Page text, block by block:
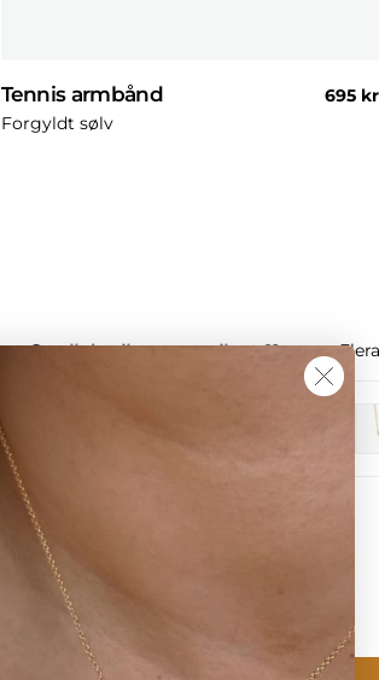
Tennis armbånd
695 kr
Forgyldt sølv
Small details, strong vibe ✨🩵